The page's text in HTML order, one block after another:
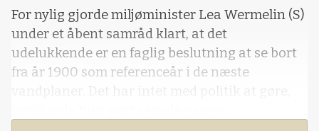
For nylig gjorde miljøminister Lea Wermelin (S)
under et åbent samråd klart, at det
udelukkende er en faglig beslutning at se bort
fra år 1900 som referenceår i de næste
vandplaner. Det har intet med politik at gøre,